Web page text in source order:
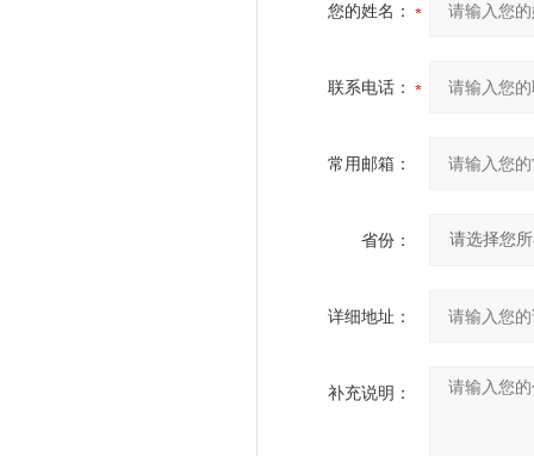
您的姓名：
联系电话：
常用邮箱：
省份：
详细地址：
补充说明：